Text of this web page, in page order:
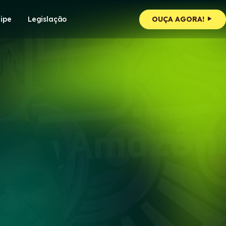
Legislação OUÇA AGORA!